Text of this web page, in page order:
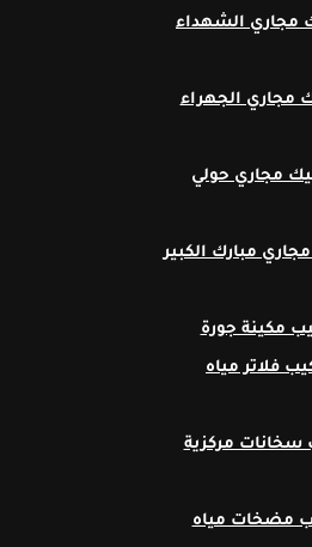
مجاري الشهداء
مجاري الجهراء
مجاري حولي
مبارك الكبير
مكينة جورة
فلاتر مياه
سخانات مركزية
مضخات مياه